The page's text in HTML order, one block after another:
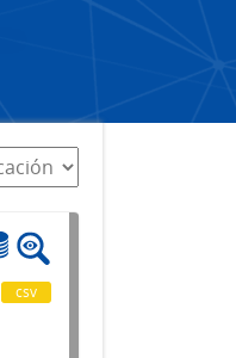
csv